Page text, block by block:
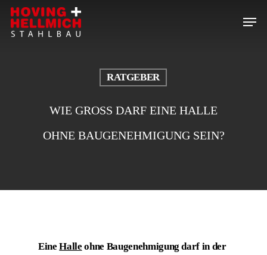
Skip
Menu
RATGEBER
WIE GROSS DARF EINE HALLE O
HNE BAUGENEHMIGUNG SEIN?
EineHalle ohne Baugenehmigung darf in der